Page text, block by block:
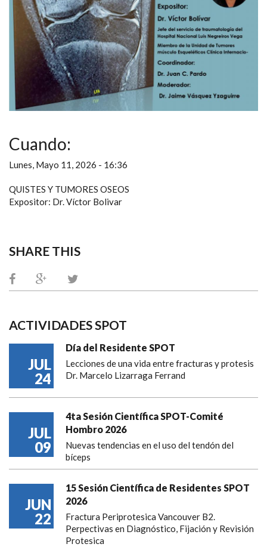
Cuando:
Lunes, Mayo 11, 2026 - 16:36
QUISTES Y TUMORES OSEOS
Expositor: Dr. Víctor Bolivar
SHARE THIS
ACTIVIDADES SPOT
JUL
24
Día del Residente SPOT
Lecciones de una vida entre fracturas y protesis
Dr. Marcelo Lizarraga Ferrand
JUL
09
4ta Sesión Científica SPOT-Comité
Hombro 2026
Nuevas tendencias en el uso del tendón del
bíceps
JUN
22
15 Sesión Científica de Residentes SPOT
2026
Fractura Periprotesica Vancouver B2.
Perpectivas en Diagnóstico, Fijación y Revisión
Protesica